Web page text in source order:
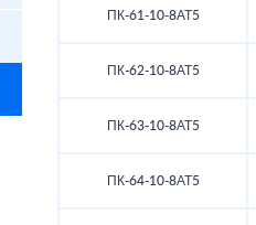
ПК-61-10-8АТ5
ПК-62-10-8АТ5
ПК-63-10-8АТ5
ПК-64-10-8АТ5